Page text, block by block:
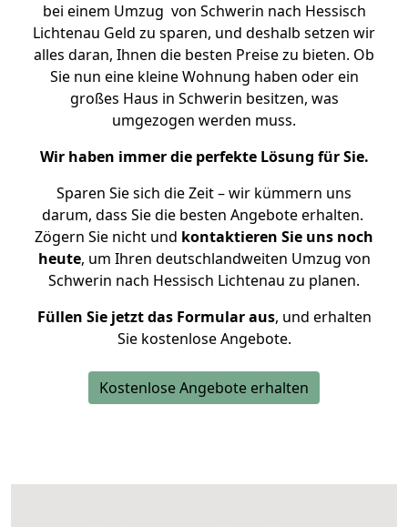
bei einem Umzug von Schwerin nach Hessisch
Lichtenau Geld zu sparen, und deshalb setzen wir
alles daran, Ihnen die besten Preise zu bieten. Ob
Sie nun eine kleine Wohnung haben oder ein
großes Haus in Schwerin besitzen, was
umgezogen werden muss.
Wir haben immer die perfekte Lösung für Sie.
Sparen Sie sich die Zeit – wir kümmern uns
darum, dass Sie die besten Angebote erhalten.
Zögern Sie nicht und kontaktieren Sie uns noch
heute, um Ihren deutschlandweiten Umzug von
Schwerin nach Hessisch Lichtenau zu planen.
Füllen Sie jetzt das Formular aus, und erhalten
Sie kostenlose Angebote.
Kostenlose Angebote erhalten